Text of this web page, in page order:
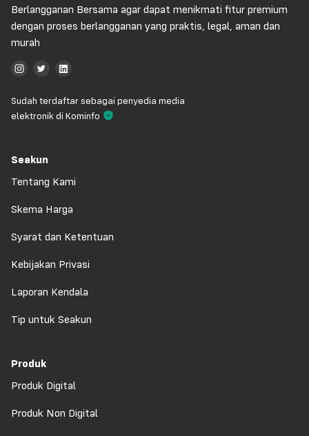
Berlangganan Bersama agar dapat menikmati fitur premium
dengan proses berlangganan yang praktis, legal, aman dan
murah
Sudah terdaftar sebagai penyedia media
elektronik di Kominfo
Seakun
Tentang Kami
Skema Harga
Syarat dan Ketentuan
Kebijakan Privasi
Laporan Kendala
Tip untuk Seakun
Produk
Produk Digital
Produk Non Digital